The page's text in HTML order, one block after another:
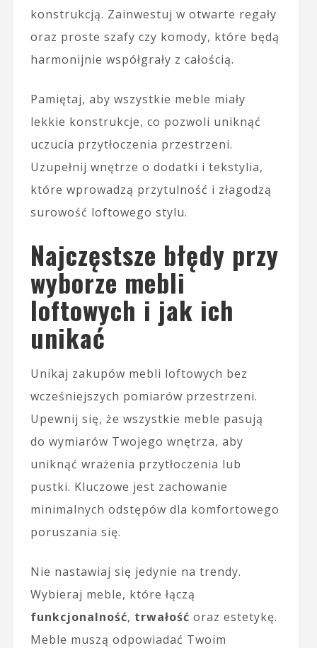
konstrukcją. Zainwestuj w otwarte regały
oraz proste szafy czy komody, które będą
harmonijnie współgrały z całością.
Pamiętaj, aby wszystkie meble miały
lekkie konstrukcje, co pozwoli uniknąć
uczucia przytłoczenia przestrzeni.
Uzupełnij wnętrze o dodatki i tekstylia,
które wprowadzą przytulność i złagodzą
surowość loftowego stylu.
Najczęstsze błędy przy
wyborze mebli
loftowych i jak ich
unikać
Unikaj zakupów mebli loftowych bez
wcześniejszych pomiarów przestrzeni.
Upewnij się, że wszystkie meble pasują
do wymiarów Twojego wnętrza, aby
uniknąć wrażenia przytłoczenia lub
pustki. Kluczowe jest zachowanie
minimalnych odstępów dla komfortowego
poruszania się.
Nie nastawiaj się jedynie na trendy.
Wybieraj meble, które łączą
funkcjonalność, trwałość oraz estetykę.
Meble muszą odpowiadać Twoim